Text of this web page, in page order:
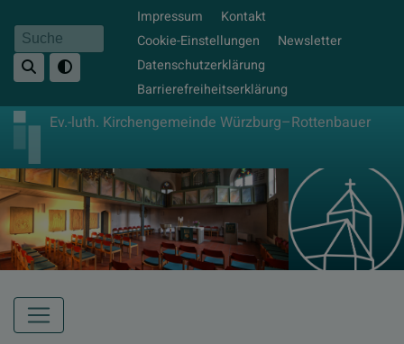
zum
Inhalt
Suche
Fußbereichsmenü
Impressum
Kontakt
Cookie-Einstellungen
Newsletter
Datenschutzerklärung
Barrierefreiheitserklärung
Ev.-luth. Kirchengemeinde Würzburg–Rottenbauer
Hauptnavigation